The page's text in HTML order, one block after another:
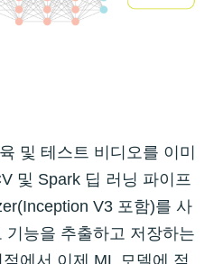
및 테스트 비디오를 이미
및 Spark 딥 러닝 파이프
V3 포함)를 사
능을 추출하고 저장하는